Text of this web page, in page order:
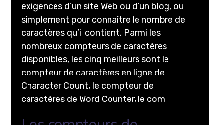
exigences d’un site Web ou d’un blog, ou
simplement pour connaître le nombre de
caractères qu’il contient. Parmi les
nombreux compteurs de caractères
disponibles, les cinq meilleurs sont le
compteur de caractères en ligne de
Character Count, le compteur de
caractères de Word Counter, le com